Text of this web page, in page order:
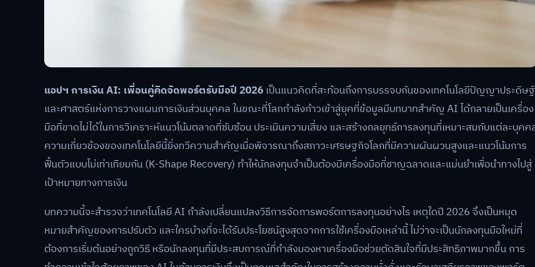
แอปฯ การเงิน AI: เพื่อนคู่คิดจัดพอร์ตรับมือปี 2026 เป็นแนวคิดที่สะท้อนถึงการบรรจบกันของเทคโนโลยีปัญญาประดิษฐ์
และศาสตร์แห่งการวางแผนการเงินส่วนบุคคล ในขณะที่โลกกำลังก้าวเข้าสู่ยุคที่ข้อมูลมีบทบาทสำคัญ AI ได้กลายเป็นเครื่อง
มือที่ขาดไม่ได้ในการวิเคราะห์แนวโน้มตลาดที่ซับซ้อน ประเมินความเสี่ยง และสร้างกลยุทธ์การลงทุนที่เหมาะสมกับแต่ละบุคค
ความเกี่ยวข้องของเทคโนโลยีนี้ยิ่งทวีความสำคัญเมื่อพิจารณาถึงสภาวะเศรษฐกิจโลกที่มีความผันผวนสูงและแนวโน้มการ
ฟื้นตัวแบบไม่เท่าเทียมกัน (K-Shape Recovery) ทำให้นักลงทุนจำเป็นต้องมีเครื่องมือที่ชาญฉลาดและแม่นยำเพื่อนำทางไปสู่
เป้าหมายทางการเงิน
บทความนี้จะสำรวจว่าเทคโนโลยี AI กำลังเปลี่ยนแปลงวิธีการจัดการพอร์ตการลงทุนอย่างไร เหตุใดปี 2026 จึงเป็นหมุด
หมายสำคัญของการปรับตัว และใครบ้างที่จะได้รับประโยชน์สูงสุดจากการใช้เครื่องมือเหล่านี้ ไม่ว่าจะเป็นนักลงทุนมือใหม่ที่
ต้องการเริ่มต้นอย่างถูกวิธี หรือนักลงทุนที่มีประสบการณ์ที่กำลังมองหาเครื่องมือช่วยตัดสินใจที่มีประสิทธิภาพมากขึ้น การ